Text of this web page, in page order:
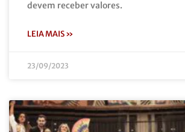
devem receber valores.
LEIA MAIS »
23/09/2023